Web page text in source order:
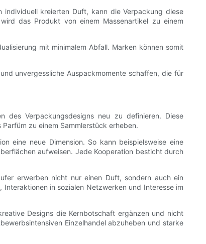
individuell kreierten Duft, kann die Verpackung diese
das Produkt von einem Massenartikel zu einem
mit minimalem Abfall. Marken können somit
unvergessliche Auspackmomente schaffen, die für
des Verpackungsdesigns neu zu definieren. Diese
zu einem Sammlerstück erheben.
eine neue Dimension. So kann beispielsweise eine
aufweisen. Jede Kooperation besticht durch
erwerben nicht nur einen Duft, sondern auch ein
in sozialen Netzwerken und Interesse im
Designs die Kernbotschaft ergänzen und nicht
Einzelhandel abzuheben und starke